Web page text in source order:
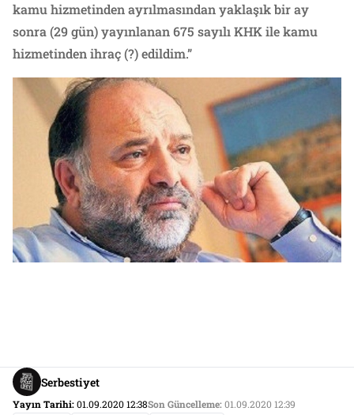
kamu hizmetinden ayrılmasından yaklaşık bir ay
sonra (29 gün) yayınlanan 675 sayılı KHK ile kamu
hizmetinden ihraç (?) edildim.”
Serbestiyet
Yayın Tarihi:01.09.2020 12:38Son Güncelleme:01.09.2020 12:39